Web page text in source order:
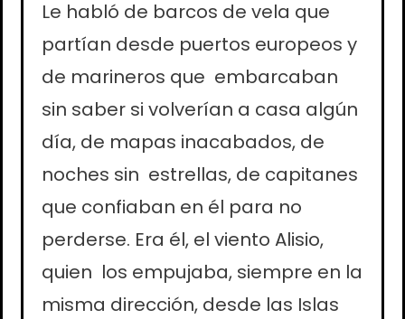
Le habló de barcos de vela que
partían desde puertos europeos y
de marineros que embarcaban
sin saber si volverían a casa algún
día, de mapas inacabados, de
noches sin estrellas, de capitanes
que confiaban en él para no
perderse. Era él, el viento Alisio,
quien los empujaba, siempre en la
misma dirección, desde las Islas